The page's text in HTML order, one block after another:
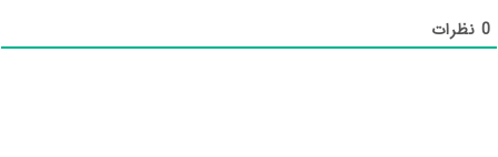
0 نظرات